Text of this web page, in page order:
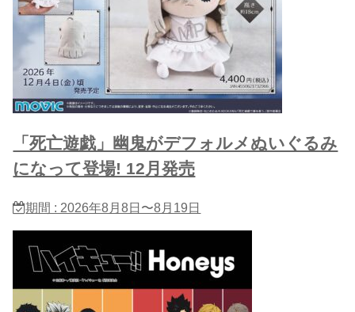
「死亡遊戯」幽鬼がデフォルメぬいぐるみ
になって登場! 12月発売
期間 : 2026年8月8日〜8月19日